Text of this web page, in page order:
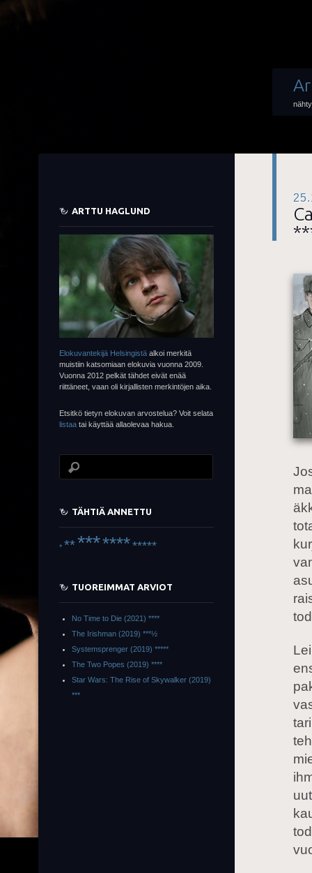
ARTTU HAGLUND
Elokuvantekijä Helsingistä alkoi merkitä
muistiin katsomiaan elokuvia vuonna 2009.
Vuonna 2012 pelkät tähdet eivät enää
riittäneet, vaan oli kirjallisten merkintöjen aika.
Etsitkö tietyn elokuvan arvostelua? Voit selata
listaa tai käyttää allaolevaa hakua.
TÄHTIÄ ANNETTU
* **************
TUOREIMMAT ARVIOT
No Time to Die (2021) ****
The Irishman (2019) ***½
Systemsprenger (2019) *****
The Two Popes (2019) ****
Star Wars: The Rise of Skywalker (2019)
***